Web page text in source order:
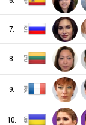
FIN
MON
BLR
7.
8.
9.
10.